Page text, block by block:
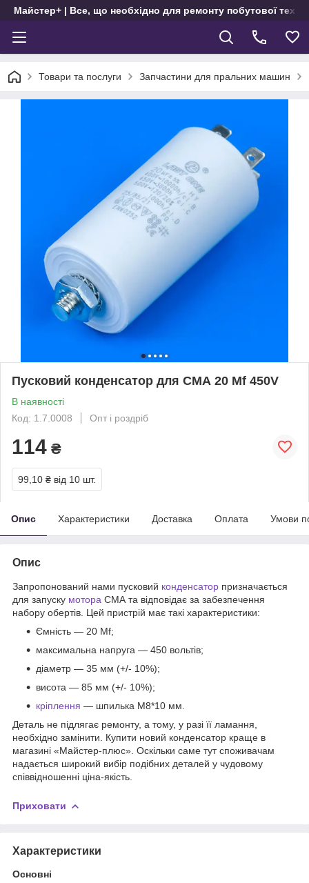
Майстер+ | Все, що необхідно для ремонту побутової
Товари та послуги Запчастини для пральних машин
Пусковий конденсатор для СМА 20 Mf 450V
В наявності
Код: 1.7.0008
Опт і роздріб
114 ₴
99,10 ₴ від 10 шт.
Опис Характеристики Доставка Оплата Умови
Опис
Запропонований нами пусковий конденсатор призначається
для запуску мотора СМА та відповідає за забезпечення
набору обертів. Цей пристрій має такі характеристики:
Ємність — 20 Mf;
максимальна напруга — 450 вольтів;
діаметр — 35 мм (+/- 10%);
висота — 85 мм (+/- 10%);
кріплення — шпилька М8*10 мм.
Деталь не підлягає ремонту, а тому, у разі її ламання,
необхідно замінити. Купити новий конденсатор краще в
магазині «Майстер-плюс». Оскільки саме тут споживачам
надається широкий вибір подібних деталей у чудовому
співвідношенні ціна-якість.
Приховати
Характеристики
Основні